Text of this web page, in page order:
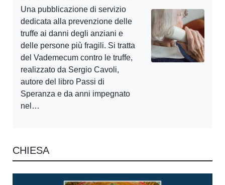
Una pubblicazione di servizio
dedicata alla prevenzione delle
truffe ai danni degli anziani e
delle persone più fragili. Si tratta
del Vademecum contro le truffe,
realizzato da Sergio Cavoli,
autore del libro Passi di
Speranza e da anni impegnato
nel…
CHIESA